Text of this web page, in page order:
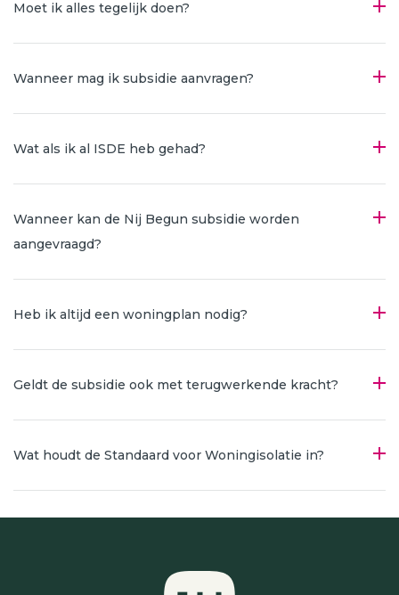
Moet ik alles tegelijk doen?
Wanneer mag ik subsidie aanvragen?
Wat als ik al ISDE heb gehad?
Wanneer kan de Nij Begun subsidie worden
aangevraagd?
Heb ik altijd een woningplan nodig?
Geldt de subsidie ook met terugwerkende kracht?
Wat houdt de Standaard voor Woningisolatie in?